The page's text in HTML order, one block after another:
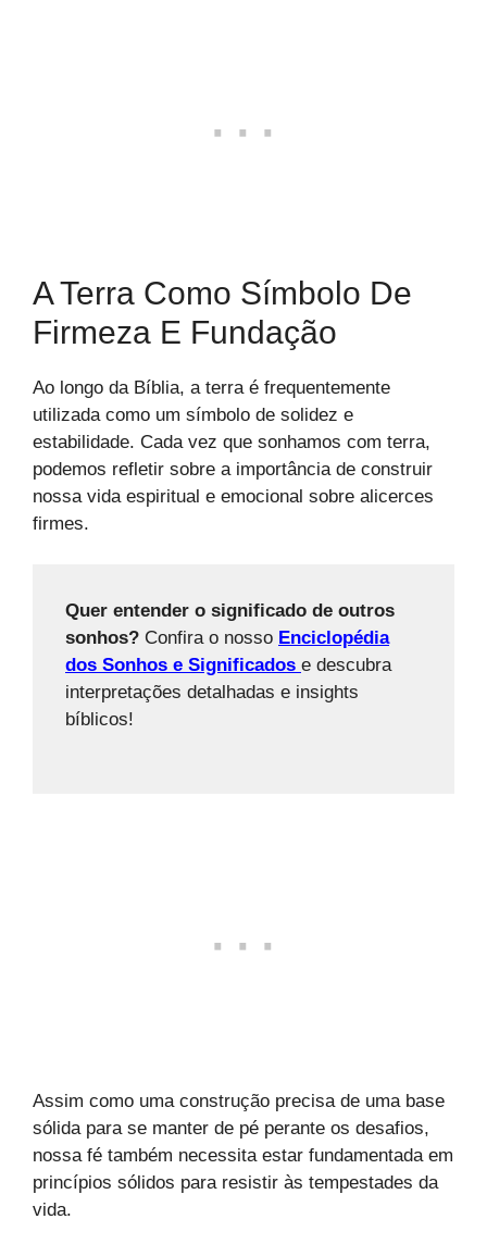
A Terra Como Símbolo De
Firmeza E Fundação
Ao longo da Bíblia, a terra é frequentemente
utilizada como um símbolo de solidez e
estabilidade. Cada vez que sonhamos com terra,
podemos refletir sobre a importância de construir
nossa vida espiritual e emocional sobre alicerces
firmes.
Quer entender o significado de outros
sonhos? Confira o nosso Enciclopédia
dos Sonhos e Significados e descubra
interpretações detalhadas e insights
bíblicos!
Assim como uma construção precisa de uma base
sólida para se manter de pé perante os desafios,
nossa fé também necessita estar fundamentada em
princípios sólidos para resistir às tempestades da
vida.